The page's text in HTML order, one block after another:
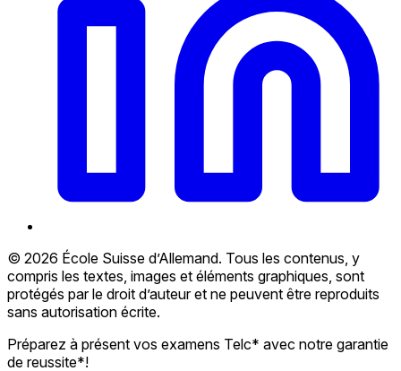
© 2026 École Suisse d’Allemand. Tous les contenus, y
compris les textes, images et éléments graphiques, sont
protégés par le droit d’auteur et ne peuvent être reproduits
sans autorisation écrite.
Préparez à présent vos examens Telc* avec notre garantie
de reussite*!